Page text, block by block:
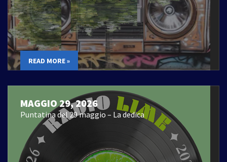
READ MORE »
MAGGIO 29, 2026
Puntatina del 29 maggio – La dedica